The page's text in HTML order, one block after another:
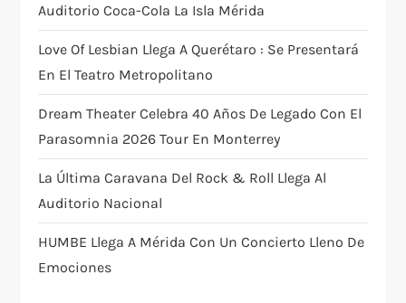
a
t
i
o
n
Auditorio Coca-Cola La Isla Mérida
Love Of Lesbian Llega A Querétaro : Se Presentará
En El Teatro Metropolitano
Dream Theater Celebra 40 Años De Legado Con El
Parasomnia 2026 Tour En Monterrey
La Última Caravana Del Rock & Roll Llega Al
Auditorio Nacional
HUMBE Llega A Mérida Con Un Concierto Lleno De
Emociones